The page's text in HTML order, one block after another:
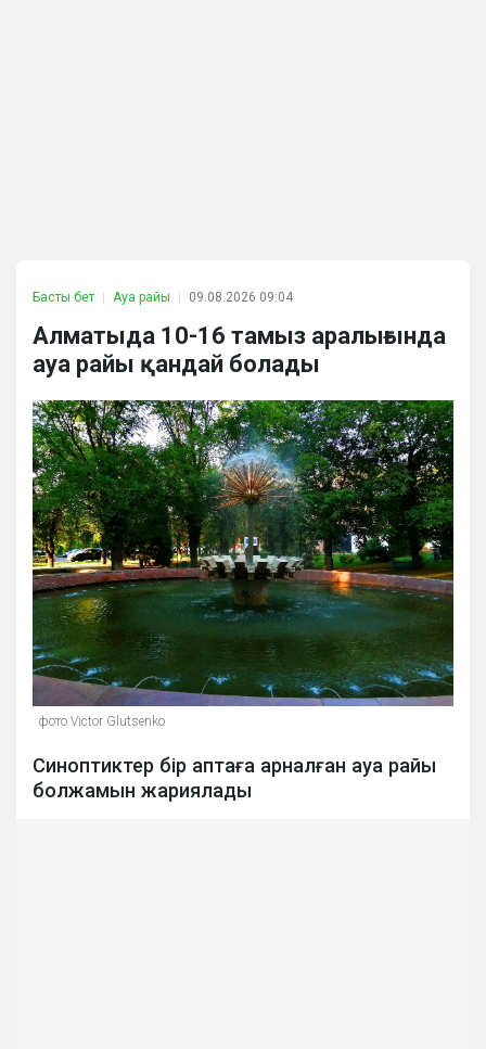
Басты бет Ауа райы 09.08.2026 09:04
Алматыда 10-16 тамыз аралығында
ауа райы қандай болады
фото Victor Glutsenko
Синоптиктер бір аптаға арналған ауа райы
болжамын жариялады